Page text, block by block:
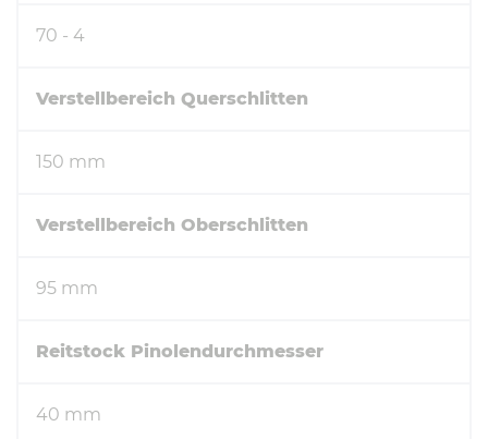
70 - 4
Verstellbereich Querschlitten
150 mm
Verstellbereich Oberschlitten
95 mm
Reitstock Pinolendurchmesser
40 mm